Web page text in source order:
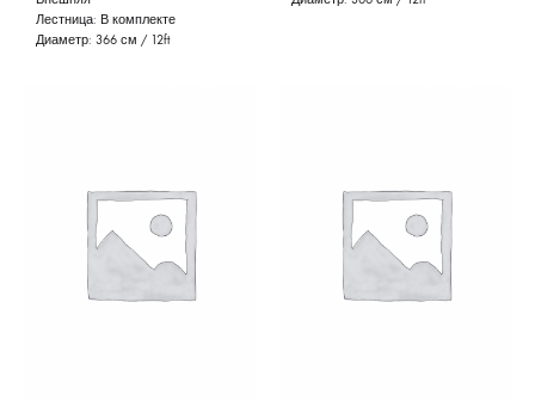
Лестница: В комплекте
Диаметр: 366 см / 12ft